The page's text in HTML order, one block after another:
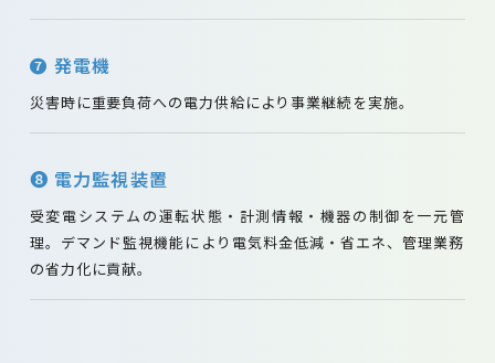
❼ 発電機
災害時に重要負荷への電力供給により事業継続を実施。
❽ 電力監視装置
受変電システムの運転状態・計測情報・機器の制御を一元管
理。デマンド監視機能により電気料金低減・省エネ、管理業務
の省力化に貢献。